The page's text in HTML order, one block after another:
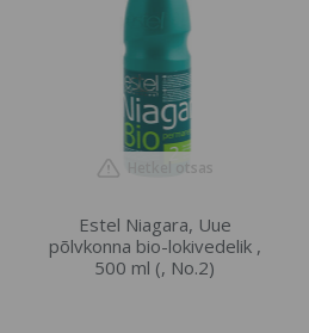
Hetkel otsas
Estel Niagara, Uue
põlvkonna bio-lokivedelik ,
500 ml (, No.2)